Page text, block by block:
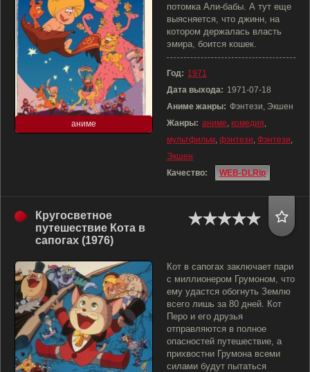
аниме
потомка Али-бабы. А тут еще
выясняется, что джинн, на
котором держалась власть
эмира, боится кошек.
Год: 1971
Дата выхода: 1971-07-18
Аниме жанры: Фэнтези, Экшен
Жанры: аниме, комедия,
мультфильм, фэнтези, Фэнтези,
Экшен
Качество:
WEB-DLRip
Кругосветное
путешествие Кота в
сапогах (1976)
Кот в сапогах заключает пари
с миллионером Грумоном, что
ему удастся обогнуть Землю
всего лишь за 80 дней. Кот
Перо и его друзья
отправляются в полное
опасностей путешествие, а
прихвостни Грумона всеми
силами будут пытаться